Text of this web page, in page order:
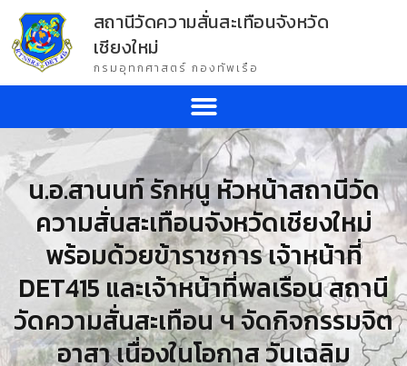
สถานีวัดความสั่นสะเทือนจังหวัด
เชียงใหม่
กรมอุทกศาสตร์ กองทัพเรือ
น.อ.สานนท์ รักหนู หัวหน้าสถานีวัด
ความสั่นสะเทือนจังหวัดเชียงใหม่
พร้อมด้วยข้าราชการ เจ้าหน้าที่
DET415 และเจ้าหน้าที่พลเรือน สถานี
วัดความสั่นสะเทือน ฯ จัดกิจกรรมจิต
อาสา เนื่องในโอกาส วันเฉลิม